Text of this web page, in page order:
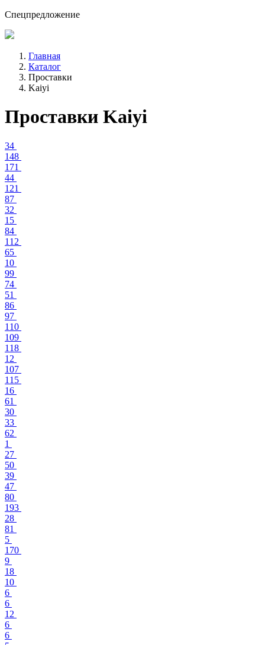
Спецпредложение
Главная
Каталог
Проставки
Kaiyi
Проставки Kaiyi
34
148
171
44
121
87
32
15
84
112
65
10
99
74
51
86
97
110
109
118
12
107
115
16
61
30
33
62
1
27
50
39
47
80
193
28
81
5
170
9
18
10
6
6
12
6
6